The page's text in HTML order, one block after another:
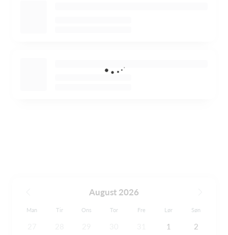
August 2026
Man Tir Ons Tor Fre Lør Søn
1 2